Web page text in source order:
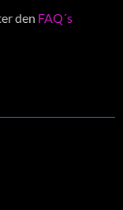
den FAQ´s